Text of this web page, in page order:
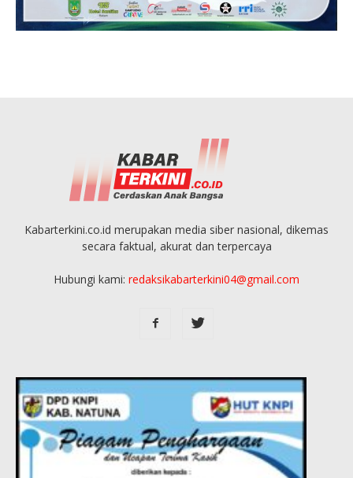
Kabarterkini.co.id merupakan media siber nasional, dikemas
secara faktual, akurat dan terpercaya
Hubungi kami: redaksikabarterkini04@gmail.com